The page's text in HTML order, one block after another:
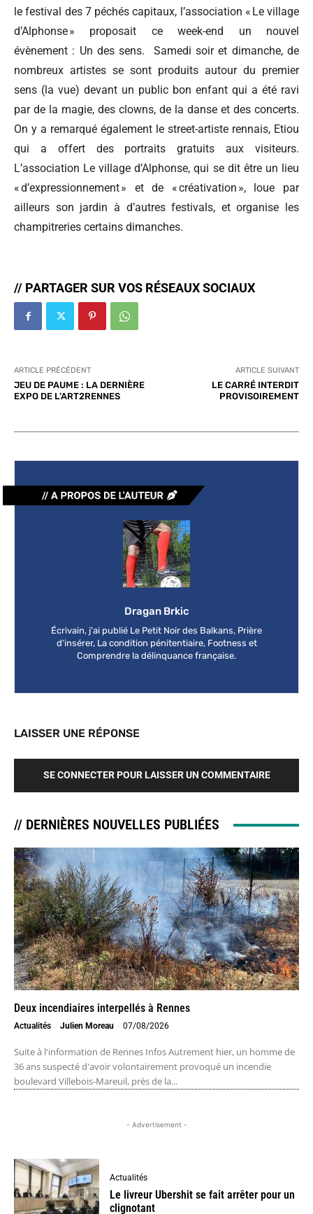
le festival des 7 péchés capitaux, l’association « Le village
d’Alphonse » proposait ce week-end un nouvel
évènement : Un des sens. Samedi soir et dimanche, de
nombreux artistes se sont produits autour du premier
sens (la vue) devant un public bon enfant qui a été ravi
par de la magie, des clowns, de la danse et des concerts.
On y a remarqué également le street-artiste rennais, Etiou
qui a offert des portraits gratuits aux visiteurs.
L’association Le village d’Alphonse, qui se dit être un lieu
« d’expressionnement » et de « créativation », loue par
ailleurs son jardin à d’autres festivals, et organise les
champitreries certains dimanches.
// PARTAGER SUR VOS RÉSEAUX SOCIAUX
ARTICLE PRÉCÉDENT
JEU DE PAUME : LA DERNIÈRE
EXPO DE L’ART2RENNES
ARTICLE SUIVANT
LE CARRÉ INTERDIT
PROVISOIREMENT
Dragan Brkic
Écrivain, j'ai publié Le Petit Noir des Balkans, Prière
d'insérer, La condition pénitentiaire, Footness et
Comprendre la délinquance française.
LAISSER UNE RÉPONSE
SE CONNECTER POUR LAISSER UN COMMENTAIRE
// DERNIÈRES NOUVELLES PUBLIÉES
Deux incendiaires interpellés à Rennes
Actualités Julien Moreau - 07/08/2026
Suite à l'information de Rennes Infos Autrement hier, un homme de
36 ans suspecté d'avoir volontairement provoqué un incendie
boulevard Villebois-Mareuil, près de la...
- Advertisement -
Actualités
Le livreur Ubershit se fait arrêter pour un
clignotant